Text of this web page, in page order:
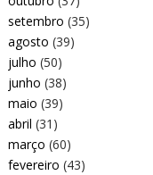
setembro (35)
agosto (39)
julho (50)
junho (38)
maio (39)
abril (31)
março (60)
fevereiro (43)